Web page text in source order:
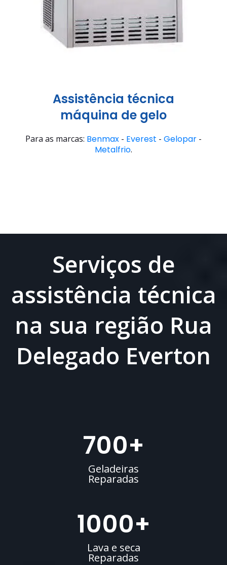
Assistência técnica
máquina de gelo
Para as marcas: Benmax - Everest - Gelopar -
Metalfrio.
Serviços de
assistência técnica
na sua região Rua
Delegado Everton
700+
Geladeiras
Reparadas
1000+
Lava e seca
Reparadas